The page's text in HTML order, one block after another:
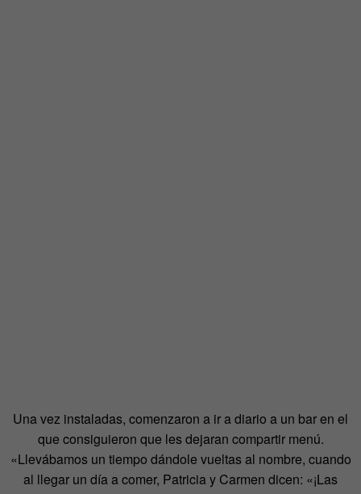
Una vez instaladas, comenzaron a ir a diario a un bar en el
que consiguieron que les dejaran compartir menú.
«Llevábamos un tiempo dándole vueltas al nombre, cuando
al llegar un día a comer, Patricia y Carmen dicen: «¡Las